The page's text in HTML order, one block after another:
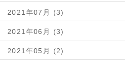
2021年07月 (3)
2021年06月 (3)
2021年05月 (2)